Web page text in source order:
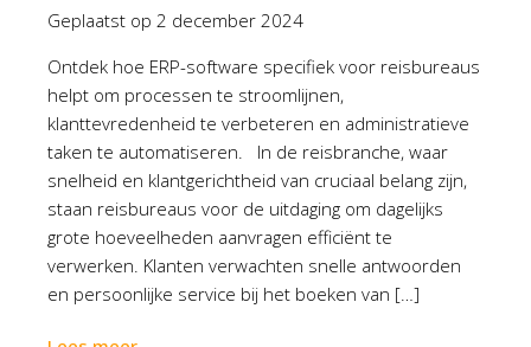
Geplaatst op 2 december 2024
Ontdek hoe ERP-software specifiek voor reisbureaus
helpt om processen te stroomlijnen,
klanttevredenheid te verbeteren en administratieve
taken te automatiseren. In de reisbranche, waar
snelheid en klantgerichtheid van cruciaal belang zijn,
staan reisbureaus voor de uitdaging om dagelijks
grote hoeveelheden aanvragen efficiënt te
verwerken. Klanten verwachten snelle antwoorden
en persoonlijke service bij het boeken van […]